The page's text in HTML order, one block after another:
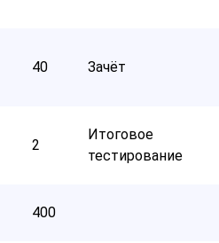
40 Зачёт
2
Итоговое
тестирование
400